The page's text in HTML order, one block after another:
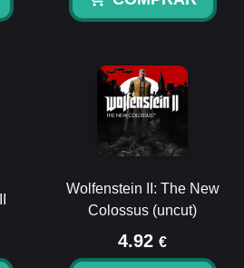
Wolfenstein II: The New
Colossus (uncut)
4.92 €